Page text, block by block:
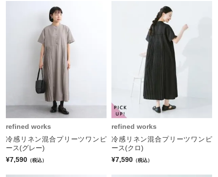
refined works
冷感リネン混合プリーツワンピ
ース(グレー)
¥7,590 （税込）
refined works
冷感リネン混合プリーツワンピ
ース(クロ)
¥7,590 （税込）